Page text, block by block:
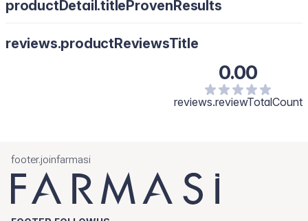
productDetail.titleProvenResults
reviews.productReviewsTitle
0.00
reviews.reviewTotalCount
footer.joinfarmasi